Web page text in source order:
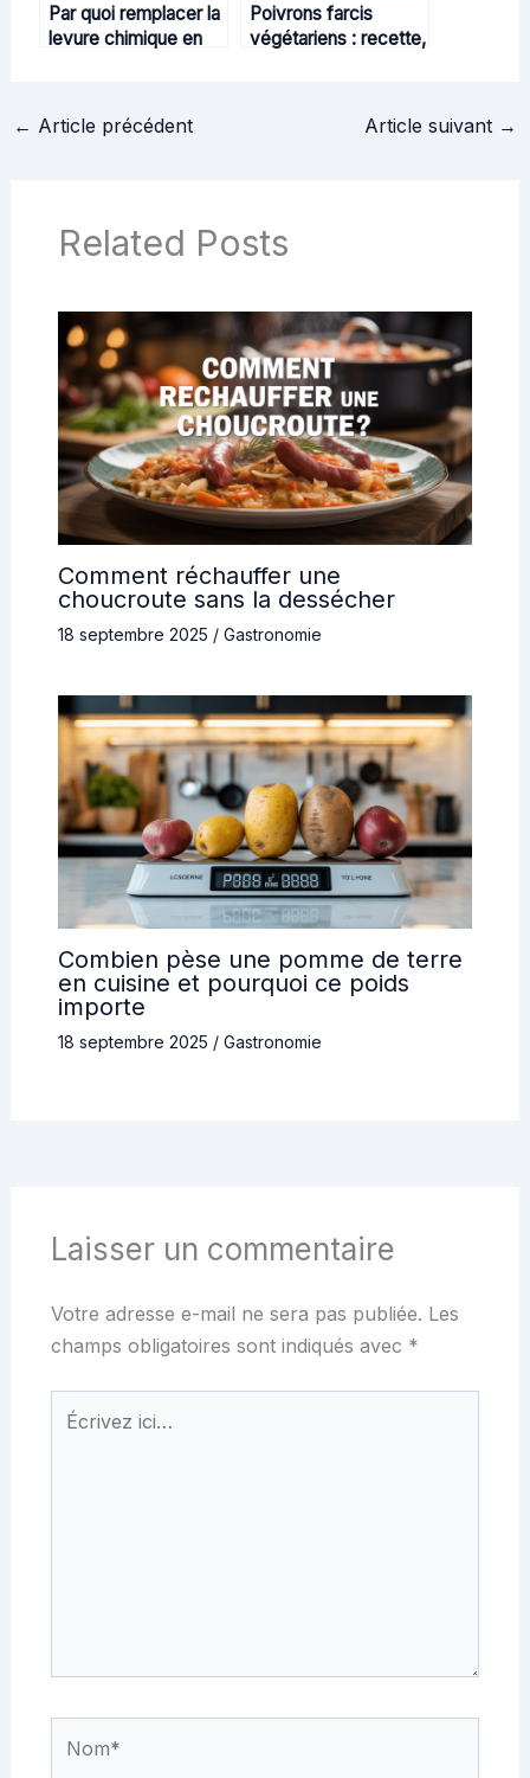
Par quoi remplacer la
levure chimique en
Poivrons farcis
végétariens : recette,
← Article précédent Article suivant →
Related Posts
Comment réchauffer une
choucroute sans la dessécher
18 septembre 2025 / Gastronomie
Combien pèse une pomme de terre
en cuisine et pourquoi ce poids
importe
18 septembre 2025 / Gastronomie
Laisser un commentaire
Votre adresse e-mail ne sera pas publiée. Les
champs obligatoires sont indiqués avec *
Écrivez
ici…